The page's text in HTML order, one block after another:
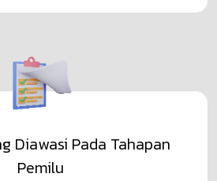
Diawasi Pada Tahapan
Pemilu